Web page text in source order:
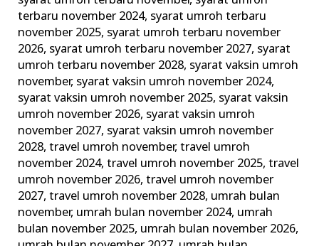
terbaru november 2024, syarat umroh terbaru
november 2025, syarat umroh terbaru november
2026, syarat umroh terbaru november 2027, syarat
umroh terbaru november 2028, syarat vaksin umroh
november, syarat vaksin umroh november 2024,
syarat vaksin umroh november 2025, syarat vaksin
umroh november 2026, syarat vaksin umroh
november 2027, syarat vaksin umroh november
2028,travel umroh november,travel umroh
november 2024,travel umroh november 2025,travel
umroh november 2026,travel umroh november
2027,travel umroh november 2028, umrah bulan
november, umrah bulan november 2024, umrah
bulan november 2025, umrah bulan november 2026,